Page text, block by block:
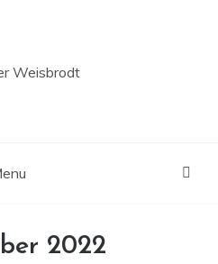
2022